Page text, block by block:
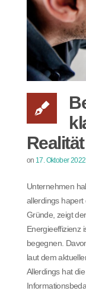
on 17. Oktober 2022
Unternehmen
allerdings
Gründe, zeigt
Energieeffizienz
begegnen.
laut dem
Allerdings hat